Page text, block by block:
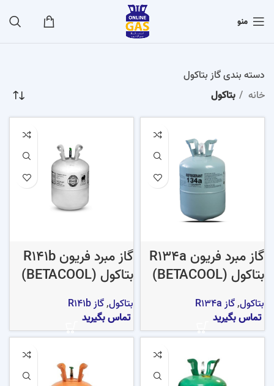
منو
دسته بندی گاز بتاکول
خانه
بتاکول
گاز مبرد فریون R134a
بتاکول (BETACOOL)
بتاکول,گاز R134a
تماس بگیرید
گاز مبرد فریون R141b
بتاکول (BETACOOL)
بتاکول,گاز R141b
تماس بگیرید